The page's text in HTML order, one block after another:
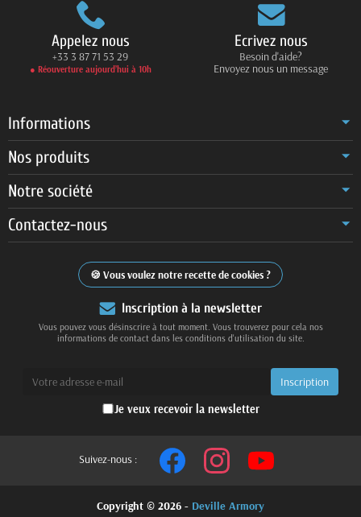
Appelez nous
+33 3 87 71 53 29
● Réouverture aujourd’hui à 10h
Ecrivez nous
Besoin d'aide?
Envoyez nous un message
Informations
Nos produits
Notre société
Contactez-nous
Vous voulez notre recette de cookies ?
Inscription à la newsletter
Vous pouvez vous désinscrire à tout moment. Vous trouverez pour cela nos
informations de contact dans les conditions d'utilisation du site.
Je veux recevoir la newsletter
Suivez-nous :
Copyright © 2026 - Deville Armory